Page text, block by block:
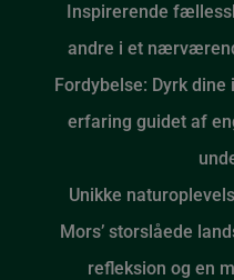
Inspirerende
andre i et
Fordybelse: Dyrk
erfaring guidet af
Unikke
Mors’ storslåede
refleksion og en